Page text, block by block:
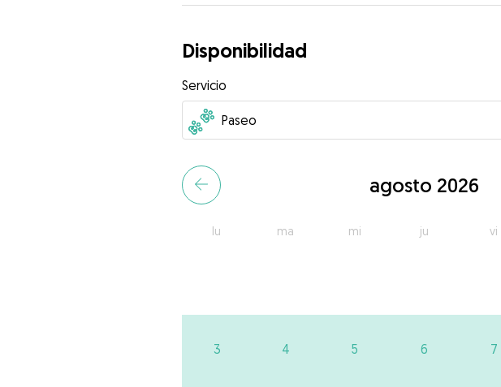
Disponibilidad
Servicio
agosto 2026
lu ma mi ju vi
3 4 5 6 7